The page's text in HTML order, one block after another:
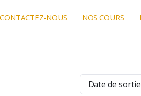
CONTACTEZ-NOUS NOS COURS